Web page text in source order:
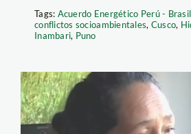
Tags: Acuerdo Energético Perú - Brasil
conflictos socioambientales, Cusco,
Inambari, Puno